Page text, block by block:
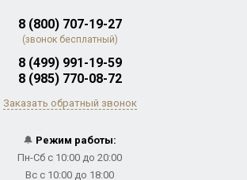
8 (800) 707-19-27
(звонок бесплатный)
8 (499) 991-19-59
8 (985) 770-08-72
Заказать обратный звонок
🔔 Режим работы:
Пн-Сб с 10:00 до 20:00
Вс с 10:00 до 18:00